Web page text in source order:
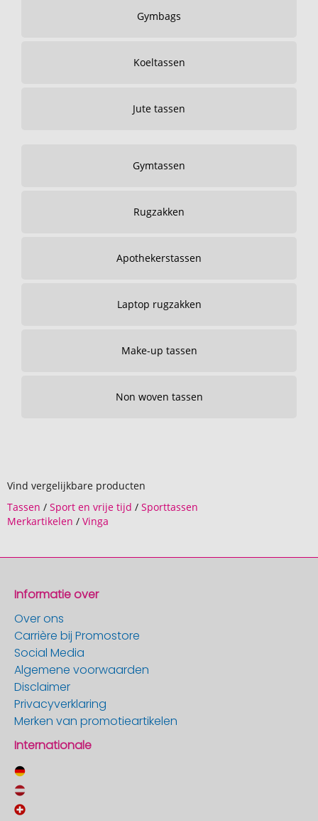
Gymbags
Koeltassen
Jute tassen
Gymtassen
Rugzakken
Apothekerstassen
Laptop rugzakken
Make-up tassen
Non woven tassen
Vind vergelijkbare producten
Tassen / Sport en vrije tijd / Sporttassen
Merkartikelen / Vinga
Informatie over
Over ons
Carrière bij Promostore
Social Media
Algemene voorwaarden
Disclaimer
Privacyverklaring
Merken van promotieartikelen
Internationale